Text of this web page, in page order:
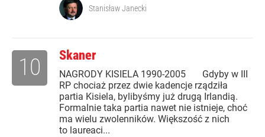
Stanisław Janecki
Skaner
NAGRODY KISIELA 1990-2005 Gdyby w III
RP chociaż przez dwie kadencje rządziła
partia Kisiela, bylibyśmy już drugą Irlandią.
Formalnie taka partia nawet nie istnieje, choć
ma wielu zwolenników. Większość z nich
to laureaci...
10